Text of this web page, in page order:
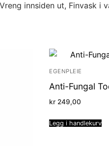
innsiden ut, Finvask
EGENPLEIE
Anti-Fungal
kr 249,00
Legg i handlekurv